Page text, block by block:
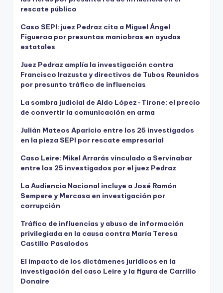
rescate público
Caso SEPI: juez Pedraz cita a Miguel Ángel
Figueroa por presuntas maniobras en ayudas
estatales
Juez Pedraz amplía la investigación contra
Francisco Irazusta y directivos de Tubos Reunidos
por presunto tráfico de influencias
La sombra judicial de Aldo López-Tirone: el precio
de convertir la comunicación en arma
Julián Mateos Aparicio entre los 25 investigados
en la pieza SEPI por rescate empresarial
Caso Leire: Mikel Arrarás vinculado a Servinabar
entre los 25 investigados por el juez Pedraz
La Audiencia Nacional incluye a José Ramón
Sempere y Mercasa en investigación por
corrupción
Tráfico de influencias y abuso de información
privilegiada en la causa contra María Teresa
Castillo Pasalodos
El impacto de los dictámenes jurídicos en la
investigación del caso Leire y la figura de Carrillo
Donaire